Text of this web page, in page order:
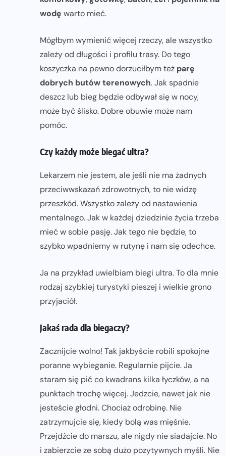
wodę warto mieć.
Mógłbym wymienić więcej rzeczy, ale wszystko
zależy od długości i profilu trasy. Do tego
koszyczka na pewno dorzuciłbym też parę
dobrych butów terenowych. Jak spadnie
deszcz lub bieg będzie odbywał się w nocy,
może być ślisko. Dobre obuwie może nam
pomóc.
Czy każdy może biegać ultra?
Lekarzem nie jestem, ale jeśli nie ma żadnych
przeciwwskazań zdrowotnych, to nie widzę
przeszkód. Wszystko zależy od nastawienia
mentalnego. Jak w każdej dziedzinie życia trzeba
mieć w sobie pasję. Jak tego nie będzie, to
szybko wpadniemy w rutynę i nam się odechce.
Ja na przykład uwielbiam biegi ultra. To dla mnie
rodzaj szybkiej turystyki pieszej i wielkie grono
przyjaciół.
Jakaś rada dla biegaczy?
Zacznijcie wolno! Tak jakbyście robili spokojne
poranne wybieganie. Regularnie pijcie. Ja
staram się pić co kwadrans kilka łyczków, a na
punktach trochę więcej. Jedzcie, nawet jak nie
jesteście głodni. Chociaż odrobinę. Nie
zatrzymujcie się, kiedy bolą was mięśnie.
Przejdźcie do marszu, ale nigdy nie siadajcie. No
i zabierzcie ze sobą dużo pozytywnych myśli. Nie